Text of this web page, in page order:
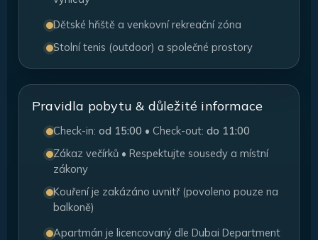
Dětské hřiště a venkovní rekreační zóna
Stolní tenis (outdoor) a společné prostory
Pravidla pobytu & důležité informace
Check-in: od 15:00 • Check-out: do 11:00
Zákaz večírků • Respektujte sousedy a místní
zákony
Kouření je zakázáno uvnitř (povoleno pouze na
balkoně)
Apartmán je licencovaný dle Dubai Department